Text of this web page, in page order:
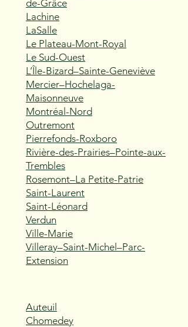
de-Grâce
Lachine
LaSalle
Le Plateau-Mont-Royal
Le Sud-Ouest
L’Île-Bizard–Sainte-Geneviève
Mercier–Hochelaga-
Maisonneuve
Montréal-Nord
Outremont
Pierrefonds-Roxboro
Rivière-des-Prairies–Pointe-aux-
Trembles
Rosemont–La Petite-Patrie
Saint-Laurent
Saint-Léonard
Verdun
Ville-Marie
Villeray–Saint-Michel–Parc-
Extension
Auteuil
Chomedey